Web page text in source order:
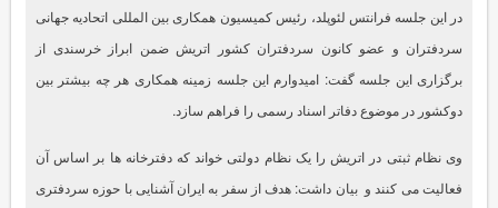
در این جلسه فرانتس لئوپلد، رئیس کمیسیون همکاری بین المللی اتحادیه جهانی
سردفتران و عضو کانون سردفتران کشور اتریش ضمن ابراز خرسندی از
برگزاری این جلسه گفت: امیدوارم این جلسه زمینه همکاری هر چه بیشتر بین
دوکشور در موضوع دفاتر اسناد رسمی را فراهم سازد.
وی نظام ثبتی در اتریش را یک نظام دولتی خواند که دفترخانه ها بر اساس آن
فعالیت می کنند و بیان داشت: هدف از سفر به ایران آشنایی با حوزه سردفتری